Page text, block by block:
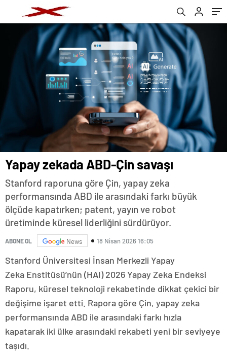
Yapay zekada ABD-Çin savaşı
Stanford raporuna göre Çin, yapay zeka
performansında ABD ile arasındaki farkı büyük
ölçüde kapatırken; patent, yayın ve robot
üretiminde küresel liderliğini sürdürüyor.
ABONE OL News 18 Nisan 2026 16:05
Stanford Üniversitesi İnsan Merkezli Yapay
Zeka Enstitüsü’nün (HAI) 2026 Yapay Zeka Endeksi
Raporu, küresel teknoloji rekabetinde dikkat çekici bir
değişime işaret etti. Rapora göre Çin, yapay zeka
performansında ABD ile arasındaki farkı hızla
kapatarak iki ülke arasındaki rekabeti yeni bir seviyeye
taşıdı.